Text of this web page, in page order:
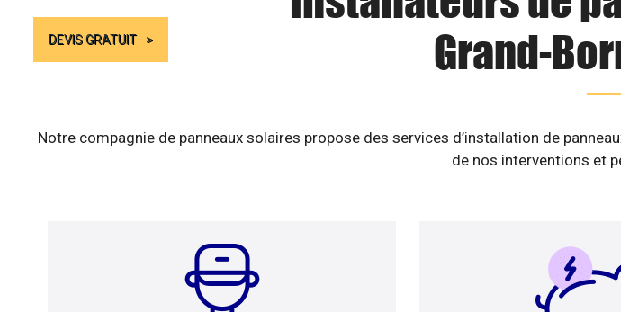
DEVIS GRATUIT
Grand-
Notre compagnie de panneaux solaires propose des services d’installation de
de nos interventions et